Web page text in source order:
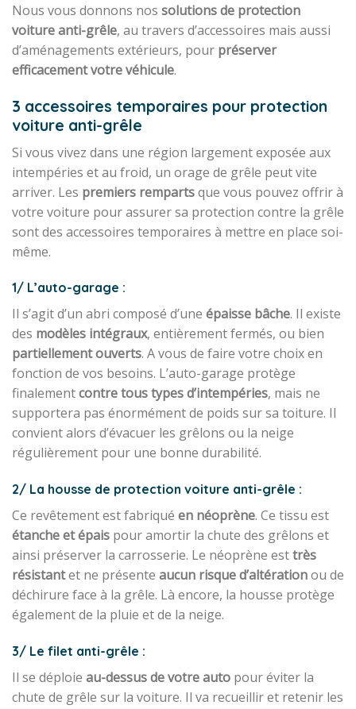
Nous vous donnons nos solutions de protection
voiture anti-grêle, au travers d’accessoires mais aussi
d’aménagements extérieurs, pour préserver
efficacement votre véhicule.
3 accessoires temporaires pour protection
voiture anti-grêle
Si vous vivez dans une région largement exposée aux
intempéries et au froid, un orage de grêle peut vite
arriver. Les premiers rempartsque vous pouvez offrir à
votre voiture pour assurer sa protection contre la grêle
sont des accessoires temporaires à mettre en place soi-
même.
1/ L’auto-garage :
Il s’agit d’un abri composé d’une épaisse bâche. Il existe
des modèles intégraux, entièrement fermés, ou bien
partiellement ouverts. A vous de faire votre choix en
fonction de vos besoins. L’auto-garage protège
finalementcontre tous types d’intempéries, mais ne
supportera pas énormément de poids sur sa toiture. Il
convient alors d’évacuer les grêlons ou la neige
régulièrement pour une bonne durabilité.
2/ La housse de protection voiture anti-grêle :
Ce revêtement est fabriqué en néoprène. Ce tissu est
étanche et épais pour amortir la chute des grêlons et
ainsi préserver la carrosserie. Le néoprène esttrès
résistantet ne présente aucun risque d’altérationou de
déchirure face à la grêle. Là encore, la housse protège
également de la pluie et de la neige.
3/ Le filet anti-grêle :
Il se déploie au-dessus de votre auto pour éviter la
chute de grêle sur la voiture. Il va recueillir et retenir les